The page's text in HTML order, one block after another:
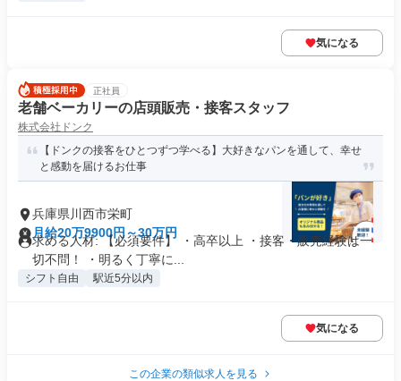
気になる
正社員
老舗ベーカリーの店頭販売・接客スタッフ
株式会社ドンク
【ドンクの接客をひとつずつ学べる】大好きなパンを通して、幸せ
と感動を届けるお仕事
兵庫県川西市栄町
月給20万9900円～30万円
求める人材: 【必須要件】 ・高卒以上 ・接客・販売経験は一
切不問！ ・明るく丁寧に...
シフト自由 駅近5分以内
気になる
この企業の類似求人を見る